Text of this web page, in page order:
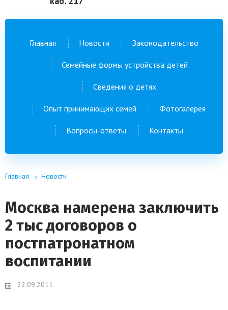
Главная Новости Законодательство
Семейные формы устройства детей
Сведения о детях
Опыт принимающих семей Фотогалерея
Вопросы-ответы Контакты
Главная Новости
Москва намерена заключить
2 тыс договоров о
постпатронатном
воспитании
22.09.2011